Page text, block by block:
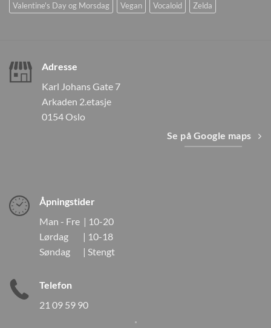
Valentine's Day og Morsdag
Vegan Vocaloid Zelda
Adresse
Karl Johans Gate 7
Arkaden 2.etasje
0154 Oslo
Se på Google maps
Åpningstider
Man - Fre | 10-20
Lørdag | 10-18
Søndag | Stengt
Telefon
21 09 59 90